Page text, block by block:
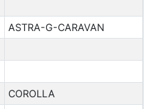
ASTRA-G-CARAVAN
COROLLA